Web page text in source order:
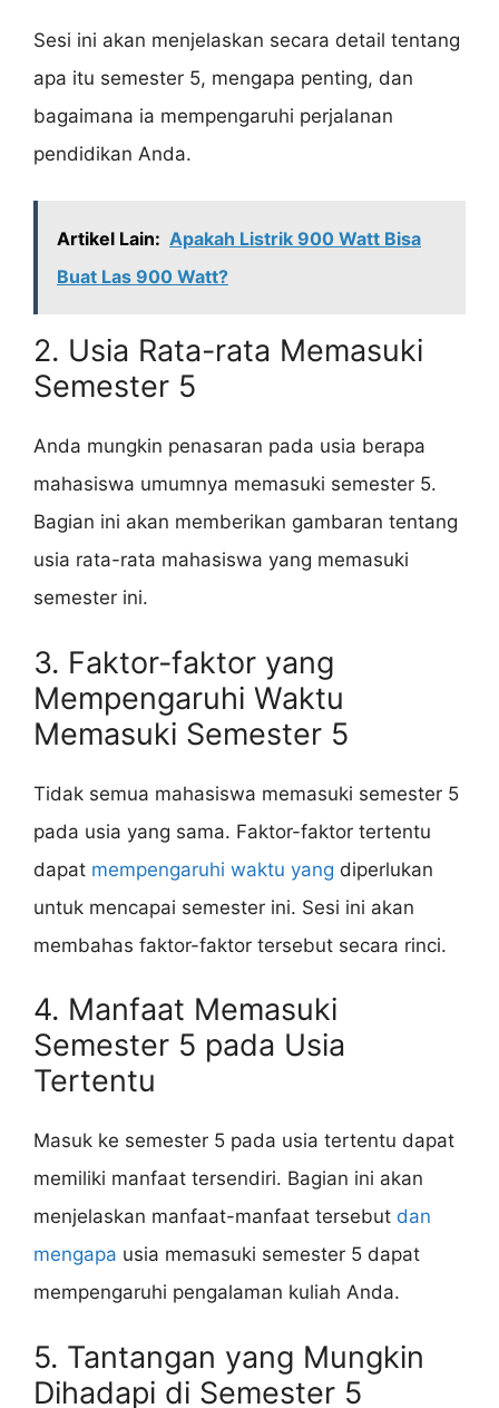
Sesi ini akan menjelaskan secara detail tentang
apa itu semester 5, mengapa penting, dan
bagaimana ia mempengaruhi perjalanan
pendidikan Anda.
Artikel Lain: Apakah Listrik 900 Watt Bisa
Buat Las 900 Watt?
2. Usia Rata-rata Memasuki
Semester 5
Anda mungkin penasaran pada usia berapa
mahasiswa umumnya memasuki semester 5.
Bagian ini akan memberikan gambaran tentang
usia rata-rata mahasiswa yang memasuki
semester ini.
3. Faktor-faktor yang
Mempengaruhi Waktu
Memasuki Semester 5
Tidak semua mahasiswa memasuki semester 5
pada usia yang sama. Faktor-faktor tertentu
dapat mempengaruhi waktu yang diperlukan
untuk mencapai semester ini. Sesi ini akan
membahas faktor-faktor tersebut secara rinci.
4. Manfaat Memasuki
Semester 5 pada Usia
Tertentu
Masuk ke semester 5 pada usia tertentu dapat
memiliki manfaat tersendiri. Bagian ini akan
menjelaskan manfaat-manfaat tersebut dan
mengapa usia memasuki semester 5 dapat
mempengaruhi pengalaman kuliah Anda.
5. Tantangan yang Mungkin
Dihadapi di Semester 5